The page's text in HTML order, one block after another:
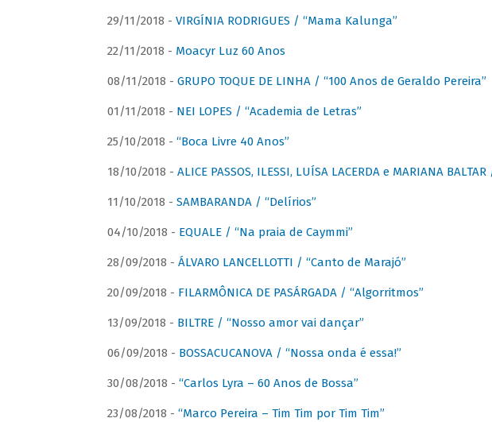
29/11/2018 - VIRGÍNIA RODRIGUES / “Mama Kalunga”
22/11/2018 - Moacyr Luz 60 Anos
08/11/2018 - GRUPO TOQUE DE LINHA / “100 Anos de Geraldo Pereira”
01/11/2018 - NEI LOPES / “Academia de Letras”
25/10/2018 - “Boca Livre 40 Anos”
18/10/2018 - ALICE PASSOS, ILESSI, LUÍSA LACERDA e MARIANA
11/10/2018 - SAMBARANDA / “Delírios”
04/10/2018 - EQUALE / “Na praia de Caymmi”
28/09/2018 - ÁLVARO LANCELLOTTI / “Canto de Marajó”
20/09/2018 - FILARMÔNICA DE PASÁRGADA / “Algorritmos”
13/09/2018 - BILTRE / “Nosso amor vai dançar”
06/09/2018 - BOSSACUCANOVA / “Nossa onda é essa!”
30/08/2018 - “Carlos Lyra – 60 Anos de Bossa”
23/08/2018 - “Marco Pereira – Tim Tim por Tim Tim”